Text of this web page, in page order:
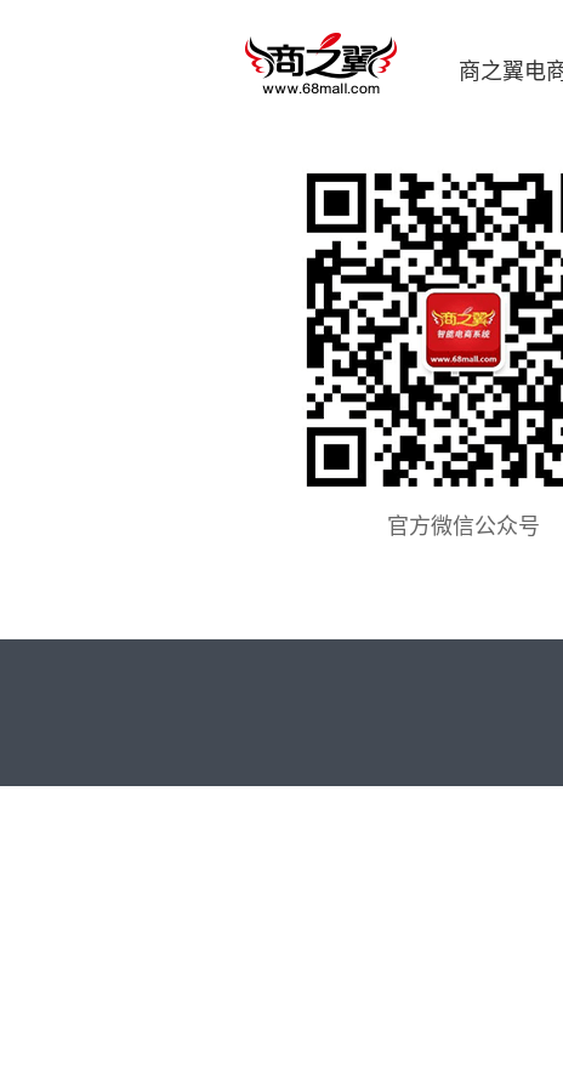
商之翼电
官方微信公众号